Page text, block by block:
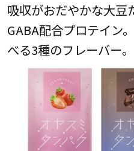
吸収がおだやかな大豆
GABA配合プロテイン
べる3種のフレーバー。